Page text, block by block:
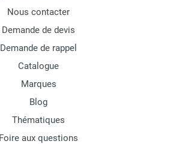
Nous contacter
Demande de devis
Demande de rappel
Catalogue
Marques
Blog
Thématiques
Foire aux questions